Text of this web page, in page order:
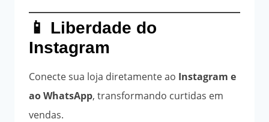
📱 Liberdade do
Instagram
Conecte sua loja diretamente ao Instagram e
ao WhatsApp, transformando curtidas em
vendas.